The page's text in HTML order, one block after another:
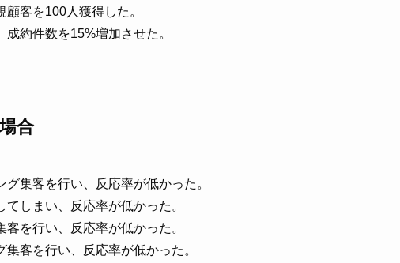
客を100人獲得した。
約件数を15%増加させた。
合
集客を行い、反応率が低かった。
しまい、反応率が低かった。
を行い、反応率が低かった。
客を行い、反応率が低かった。